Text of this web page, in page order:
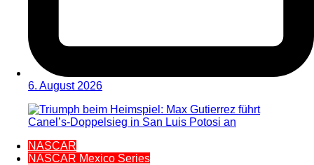
6. August 2026
NASCAR
NASCAR Mexico Series